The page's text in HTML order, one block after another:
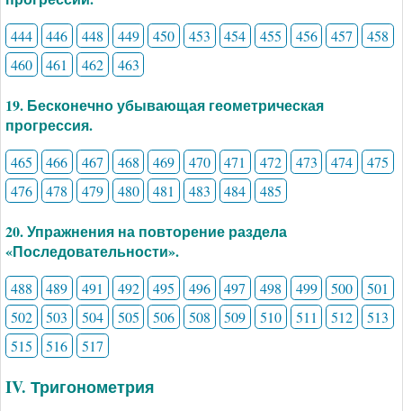
444 446 448 449 450 453 454 455 456 457
458
460
461 462 463
19. Бесконечно убывающая геометрическая
прогрессия.
465 466 467 468 469 470 471 472 473 474
475
476
478 479 480 481 483 484 485
20. Упражнения на повторение раздела
«Последовательности».
488 489 491 492 495 496 497 498 499 500
501
502
503 504 505 506 508 509 510 511 512
513
515
516 517
IV. Тригонометрия